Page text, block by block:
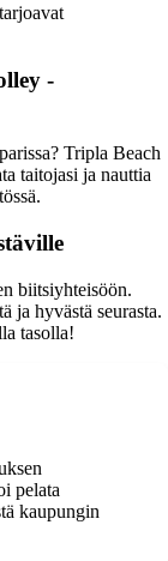
-
Tripla Beach
taitojasi ja nauttia
biitsiyhteisöön.
ja hyvästä seurasta.
tasolla!
pelata
kaupungin